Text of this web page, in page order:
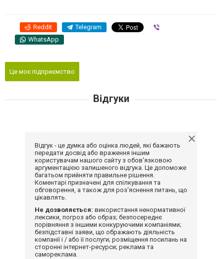
Reddit Telegram
WhatsApp
Це моє підприємство
Відгуки
Відгук - це думка або оцінка людей, які бажають
передати досвід або враження іншим
користувачам нашого сайту з обов'язковою
аргументацією залишеного відгука. Це допоможе
багатьом прийняти правильне рішення.
Коментарі призначені для спілкування та
обговорення, а також для роз'яснення питань, що
цікавлять.
Не дозволяється: використання ненормативної
лексики, погроз або образ; безпосереднє
порівняння з іншими конкуруючими компаніями;
безпідставні заяви, що ображають діяльність
компанії і / або її послуги; розміщення посилань на
сторонні інтернет-ресурси; реклама та
самореклама.